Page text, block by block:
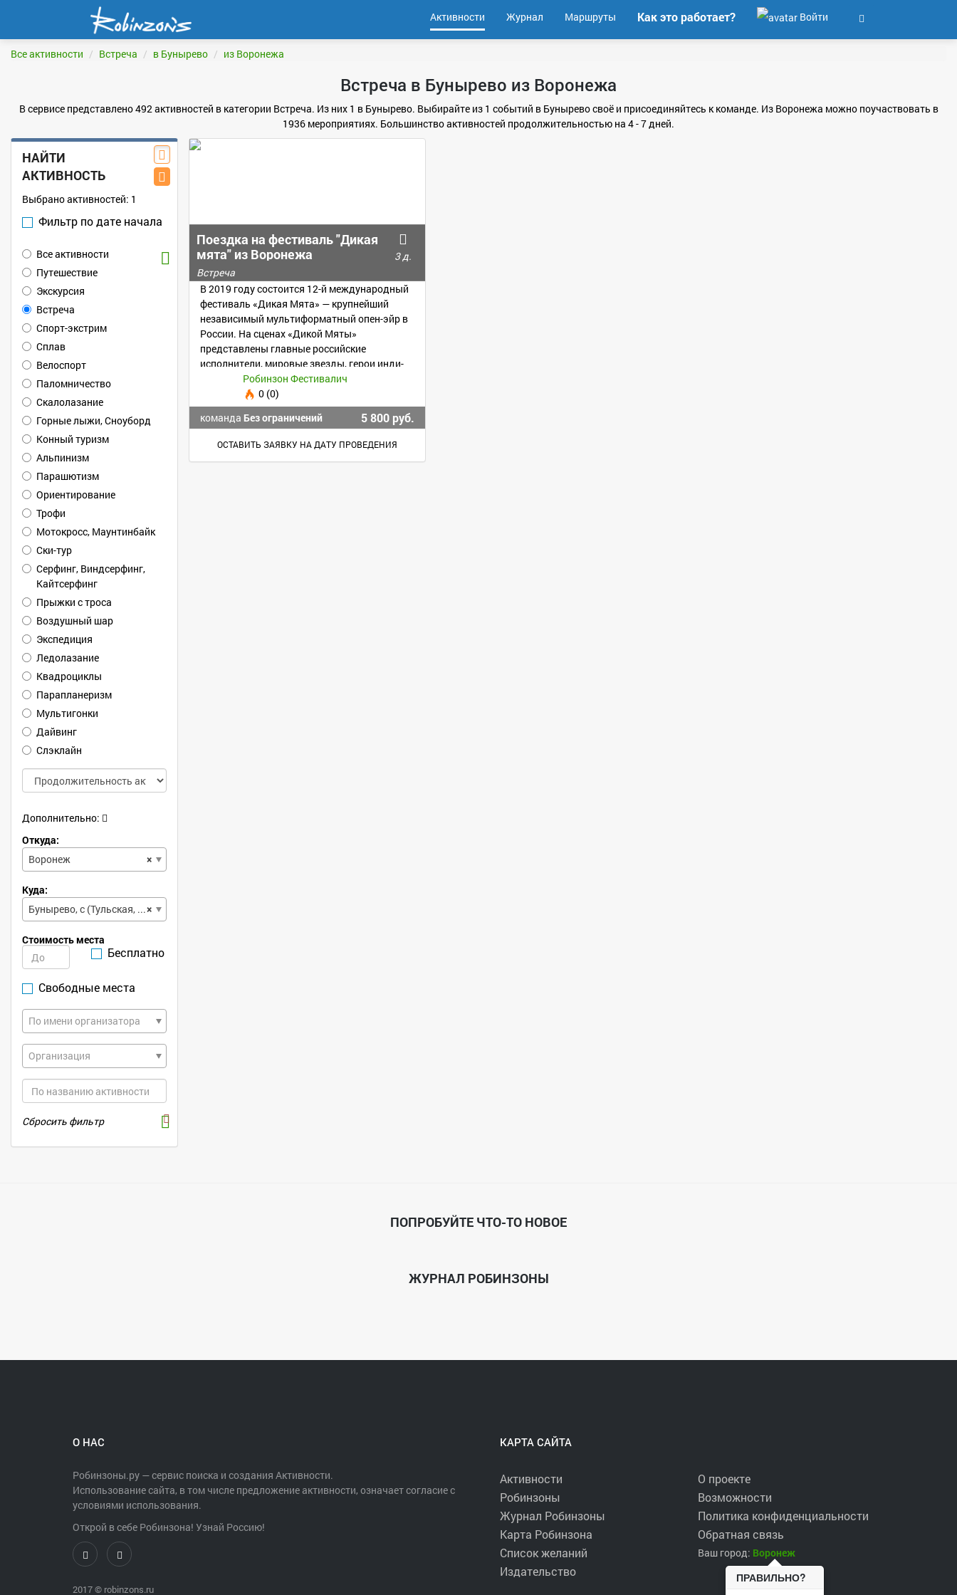
Активности Журнал Маршруты Как это работает? Войти
Все активности Встреча в Бунырево из Воронежа
Встреча в Бунырево из Воронежа
В сервисе представлено 492 активностей в категории Встреча. Из них 1 в Бунырево. Выбирайте из 1 событий в Бунырево своё и присоединяйтесь к команде. Из Воронежа можно поучаствовать в
1936 мероприятиях. Большинство активностей продолжительностью на 4 - 7 дней.
НАЙТИ
АКТИВНОСТЬ
Выбрано активностей: 1
Фильтр по дате начала
Все активности
Путешествие
Экскурсия
Встреча
Спорт-экстрим
Сплав
Велоспорт
Паломничество
Скалолазание
Горные лыжи, Сноуборд
Конный туризм
Альпинизм
Парашютизм
Ориентирование
Трофи
Мотокросс, Маунтинбайк
Ски-тур
Серфинг, Виндсерфинг,
Кайтсерфинг
Прыжки с троса
Воздушный шар
Экспедиция
Ледолазание
Квадроциклы
Парапланеризм
Мультигонки
Дайвинг
Слэклайн
Дополнительно:
Откуда:
×
Воронеж
Куда:
×
Бунырево, с (Тульская, обл)
Стоимость места
Бесплатно
Свободные места
По имени организатора
Организация
Сбросить фильтр
Поездка на фестиваль "Дикая
мята" из Воронежа
3 д.
Встреча
В 2019 году состоится 12-й международный
фестиваль «Дикая Мята» — крупнейший
независимый мультиформатный опен-эйр в
России. На сценах «Дикой Мяты»
представлены главные российские
исполнители, мировые звезды, герои инди-
сцены и электронная музыка
Робинзон Фестивалич
0 (0)
команда Без ограничений 5 800 руб.
ОСТАВИТЬ ЗАЯВКУ НА ДАТУ ПРОВЕДЕНИЯ
ПОПРОБУЙТЕ ЧТО-ТО НОВОЕ
ЖУРНАЛ РОБИНЗОНЫ
О НАС
Робинзоны.ру — сервис поиска и создания Активности.
Использование сайта, в том числе предложение активности, означает согласие с
условиями использования.
Открой в себе Робинзона! Узнай Россию!
КАРТА САЙТА
Активности
Робинзоны
Журнал Робинзоны
Карта Робинзона
Список желаний
Издательство
О проекте
Возможности
Политика конфиденциальности
Обратная связь
Ваш город: Воронеж
ПРАВИЛЬНО?
2017 © robinzons.ru